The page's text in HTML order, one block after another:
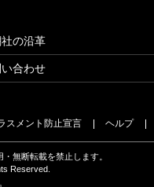
の沿革
合わせ
スメント防止宣言 ヘルプ
無断転載を禁止します。
Reserved.